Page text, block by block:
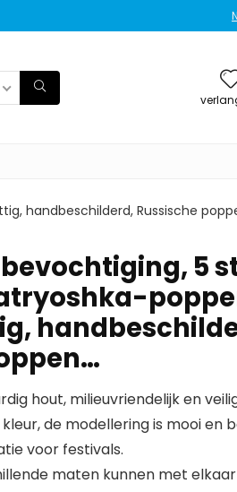
handbeschilderd, Russische
5
hout, milieuvriendelijk en
de modellering is mooi en
voor festivals.
maten kunnen met